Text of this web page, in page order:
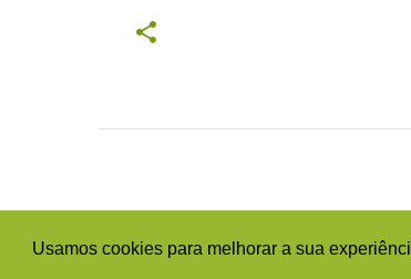
Usamos cookies para melhorar a sua